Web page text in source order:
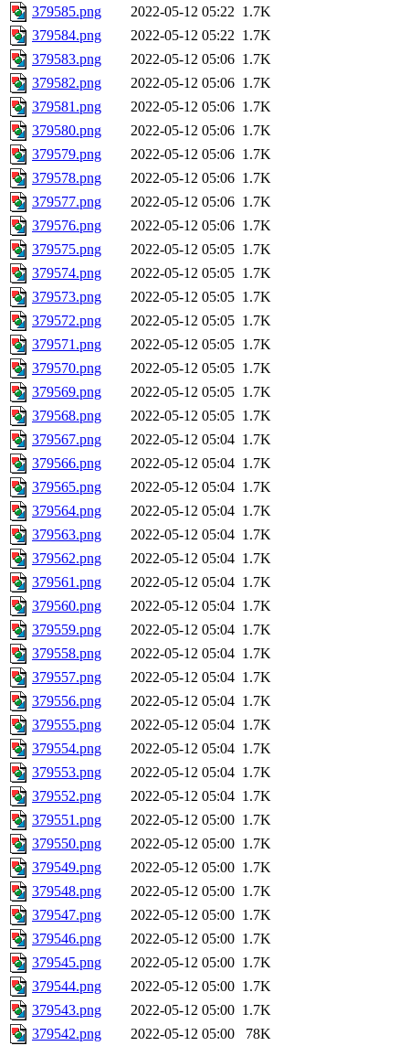
379585.png
2022-05-12 05:22 1.7K
379584.png
2022-05-12 05:22 1.7K
379583.png
2022-05-12 05:06 1.7K
379582.png
2022-05-12 05:06 1.7K
379581.png
2022-05-12 05:06 1.7K
379580.png
2022-05-12 05:06 1.7K
379579.png
2022-05-12 05:06 1.7K
379578.png
2022-05-12 05:06 1.7K
379577.png
2022-05-12 05:06 1.7K
379576.png
2022-05-12 05:06 1.7K
379575.png
2022-05-12 05:05 1.7K
379574.png
2022-05-12 05:05 1.7K
379573.png
2022-05-12 05:05 1.7K
379572.png
2022-05-12 05:05 1.7K
379571.png
2022-05-12 05:05 1.7K
379570.png
2022-05-12 05:05 1.7K
379569.png
2022-05-12 05:05 1.7K
379568.png
2022-05-12 05:05 1.7K
379567.png
2022-05-12 05:04 1.7K
379566.png
2022-05-12 05:04 1.7K
379565.png
2022-05-12 05:04 1.7K
379564.png
2022-05-12 05:04 1.7K
379563.png
2022-05-12 05:04 1.7K
379562.png
2022-05-12 05:04 1.7K
379561.png
2022-05-12 05:04 1.7K
379560.png
2022-05-12 05:04 1.7K
379559.png
2022-05-12 05:04 1.7K
379558.png
2022-05-12 05:04 1.7K
379557.png
2022-05-12 05:04 1.7K
379556.png
2022-05-12 05:04 1.7K
379555.png
2022-05-12 05:04 1.7K
379554.png
2022-05-12 05:04 1.7K
379553.png
2022-05-12 05:04 1.7K
379552.png
2022-05-12 05:04 1.7K
379551.png
2022-05-12 05:00 1.7K
379550.png
2022-05-12 05:00 1.7K
379549.png
2022-05-12 05:00 1.7K
379548.png
2022-05-12 05:00 1.7K
379547.png
2022-05-12 05:00 1.7K
379546.png
2022-05-12 05:00 1.7K
379545.png
2022-05-12 05:00 1.7K
379544.png
2022-05-12 05:00 1.7K
379543.png
2022-05-12 05:00 1.7K
379542.png
2022-05-12 05:00
78K